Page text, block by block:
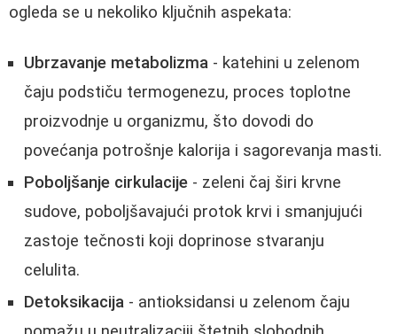
ogleda se u nekoliko ključnih aspekata:
Ubrzavanje metabolizma - katehini u zelenom
čaju podstiču termogenezu, proces toplotne
proizvodnje u organizmu, što dovodi do
povećanja potrošnje kalorija i sagorevanja masti.
Poboljšanje cirkulacije - zeleni čaj širi krvne
sudove, poboljšavajući protok krvi i smanjujući
zastoje tečnosti koji doprinose stvaranju
celulita.
Detoksikacija - antioksidansi u zelenom čaju